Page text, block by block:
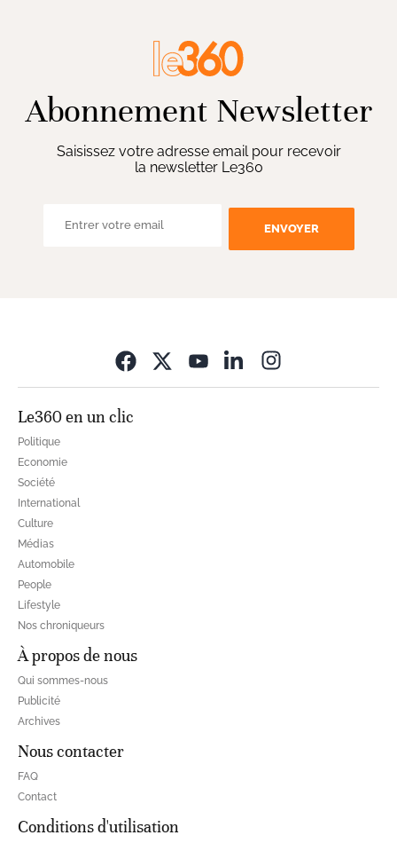
Abonnement Newsletter
Saisissez votre adresse email pour recevoir
la newsletter Le360
ENVOYER
Le360 en un clic
Politique
Economie
Société
International
Culture
Médias
Automobile
People
Lifestyle
Nos chroniqueurs
À propos de nous
Qui sommes-nous
Publicité
Archives
Nous contacter
FAQ
Contact
Conditions d'utilisation